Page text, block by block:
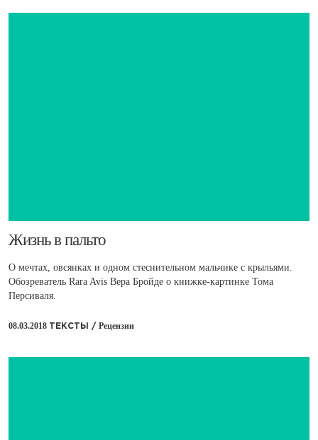
​Жизнь в пальто
О мечтах, овсянках и одном стеснительном мальчике с крыльями.
Обозреватель Rara Avis Вера Бройде о книжке-картинке Тома
Персиваля.
08.03.2018 ТЕКСТЫ / Рецензии